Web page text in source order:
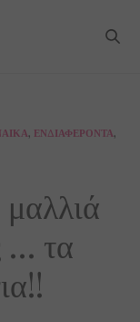
, ΕΝΔΙΑΦΈΡΟΝΤΑ,
… τα